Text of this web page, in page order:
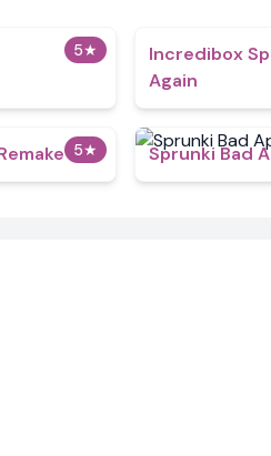
5★
Incredibox
Again
5★ Sprunki Bad